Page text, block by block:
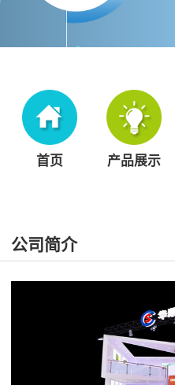
首页 产品展示
公司简介